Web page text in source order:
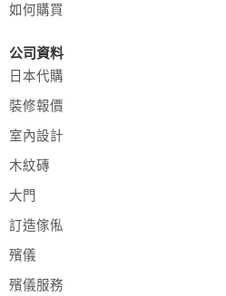
如何購買
公司資料
日本代購
裝修報價
室內設計
木紋磚
大門
訂造傢俬
殯儀
殯儀服務